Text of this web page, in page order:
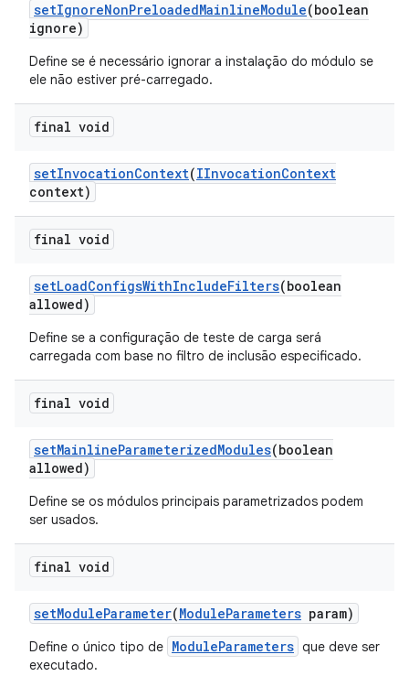
setIgnoreNonPreloadedMainlineModule(boolean
ignore)
Define se é necessário ignorar a instalação do módulo se
ele não estiver pré-carregado.
final void
setInvocationContext(IInvocationContext
context)
final void
setLoadConfigsWithIncludeFilters(boolean
allowed)
Define se a configuração de teste de carga será
carregada com base no filtro de inclusão especificado.
final void
setMainlineParameterizedModules(boolean
allowed)
Define se os módulos principais parametrizados podem
ser usados.
final void
setModuleParameter(ModuleParameters param)
Define o único tipo de ModuleParameters que deve ser
executado.